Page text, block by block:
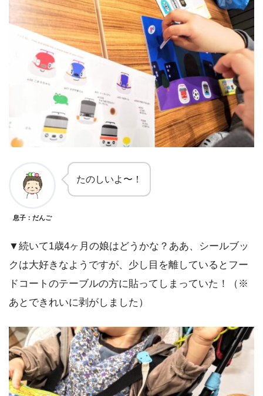
息子：だんご
たのしいよ〜！
▼続いて1歳4ヶ月の娘はどうかな？ああ、シールブッ
クは大好きなようですが、少し目を離しているとフー
ドコートのテーブルの方に貼ってしまっていた！（※
あとできれいに剥がしました）